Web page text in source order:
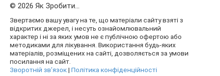
© 2026 Як Зробити...
Звертаємо вашу увагу на те, що матеріали сайту взяті з
відкритих джерел, і несуть ознайомлювальний
характер і ні за яких умов не є публічною офертою або
методиками для лікування. Використання будь-яких
матеріалів, розміщених на сайті, дозволяється за умови
посилання на сайт.
Зворотній зв’язок| Політика конфіденційності